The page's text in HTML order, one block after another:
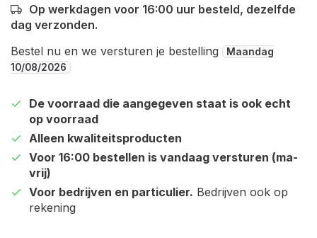
Op werkdagen voor 16:00 uur besteld, dezelfde
dag verzonden.
Bestel nu en we versturen je bestelling
Maandag
10/08/2026
De voorraad die aangegeven staat is ook echt
op voorraad
Alleen kwaliteitsproducten
Voor 16:00 bestellen is vandaag versturen (ma-
vrij)
Voor bedrijven en particulier. Bedrijven ook op
rekening